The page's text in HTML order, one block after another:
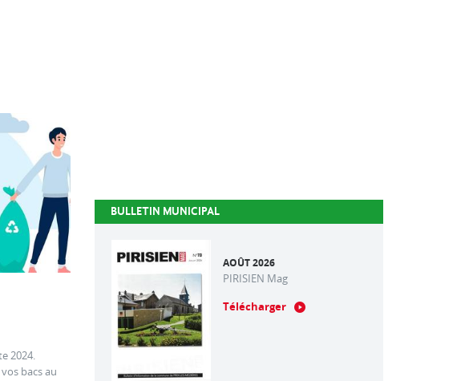
2024.
bacs au
BULLETIN MUNICIPAL
AOÛT 2026
PIRISIEN Mag
Télécharger